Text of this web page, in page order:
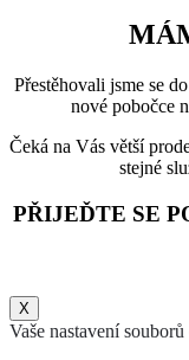
Přestěhovali jsme se
nové pobočce
Čeká na Vás větší
stejné
PŘIJEĎTE SE
X
Vaše nastavení